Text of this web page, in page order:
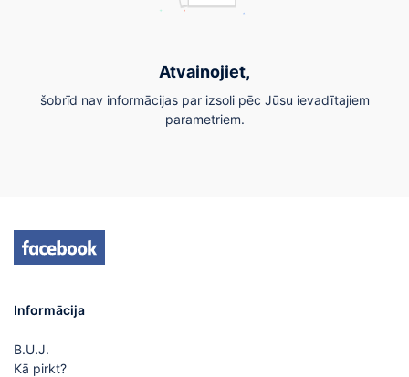
Atvainojiet,
šobrīd nav informācijas par izsoli pēc Jūsu ievadītajiem
parametriem.
Informācija
B.U.J.
Kā pirkt?